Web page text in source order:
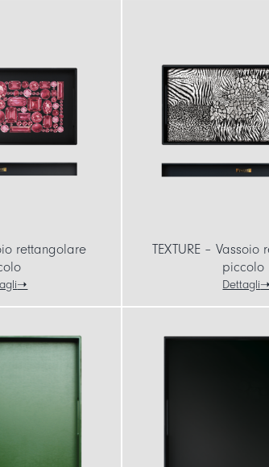
rettangolare
TEXTURE –
piccolo
Dettagli